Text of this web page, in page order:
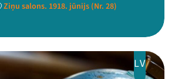
Ziņu salons. 1918. jūnijs (Nr. 28)
LV